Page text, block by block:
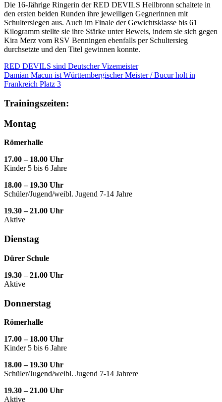
Die 16-Jährige Ringerin der RED DEVILS Heilbronn schaltete in
den ersten beiden Runden ihre jeweiligen Gegnerinnen mit
Schultersiegen aus. Auch im Finale der Gewichtsklasse bis 61
Kilogramm stellte sie ihre Stärke unter Beweis, indem sie sich gegen
Kira Merz vom RSV Benningen ebenfalls per Schultersieg
durchsetzte und den Titel gewinnen konnte.
RED DEVILS sind Deutscher Vizemeister
Damian Macun ist Württembergischer Meister / Bucur holt in
Frankreich Platz 3
Trainingszeiten:
Montag
Römerhalle
17.00 – 18.00 Uhr
Kinder 5 bis 6 Jahre
18.00 – 19.30 Uhr
Schüler/Jugend/weibl. Jugend 7-14 Jahre
19.30 – 21.00 Uhr
Aktive
Dienstag
Dürer Schule
19.30 – 21.00 Uhr
Aktive
Donnerstag
Römerhalle
17.00 – 18.00 Uhr
Kinder 5 bis 6 Jahre
18.00 – 19.30 Uhr
Schüler/Jugend/weibl. Jugend 7-14 Jahrere
19.30 – 21.00 Uhr
Aktive